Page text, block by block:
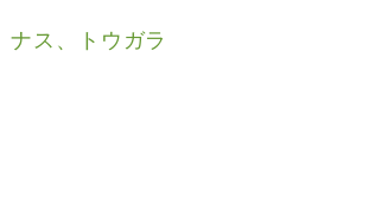
ス、トウガラ